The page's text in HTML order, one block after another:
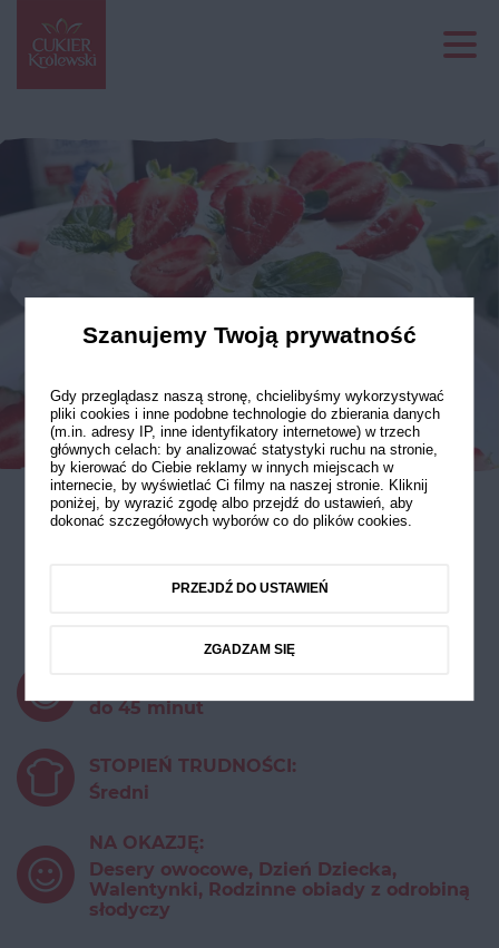
miętowym
do 45 minut
STOPIEŃ TRUDNOŚCI:
Średni
NA OKAZJĘ:
Desery owocowe, Dzień Dziecka,
Walentynki, Rodzinne obiady z odrobiną
słodyczy
Szanujemy Twoją prywatność
Gdy przeglądasz naszą stronę, chcielibyśmy wykorzystywać
pliki cookies i inne podobne technologie do zbierania danych
(m.in. adresy IP, inne identyfikatory internetowe) w trzech
głównych celach: by analizować statystyki ruchu na stronie,
by kierować do Ciebie reklamy w innych miejscach w
internecie, by wyświetlać Ci filmy na naszej stronie. Kliknij
poniżej, by wyrazić zgodę albo przejdź do ustawień, aby
dokonać szczegółowych wyborów co do plików cookies.
PRZEJDŹ DO USTAWIEŃ
ZGADZAM SIĘ